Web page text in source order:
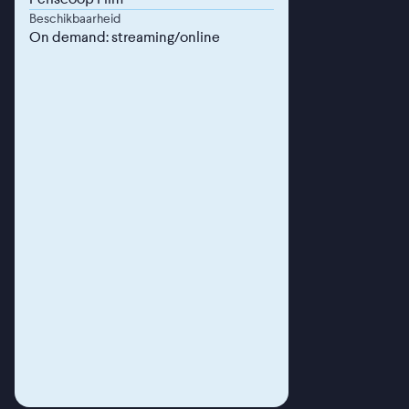
Beschikbaarheid
On demand: streaming/online